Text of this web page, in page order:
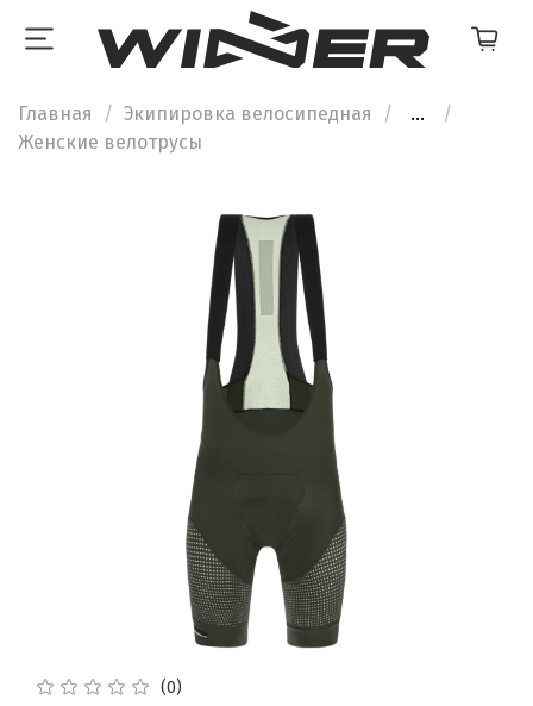
Главная Экипировка велосипедная
...
Женские велотрусы
(0)